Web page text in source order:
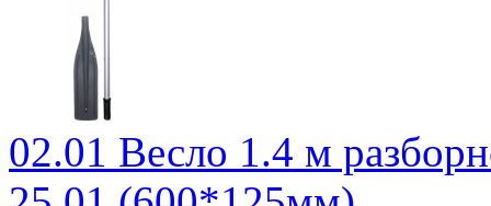
02.01 Весло 1.4 м